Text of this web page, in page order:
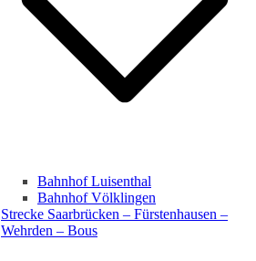
Bahnhof Luisenthal
Bahnhof Völklingen
Strecke Saarbrücken – Fürstenhausen –
Wehrden – Bous